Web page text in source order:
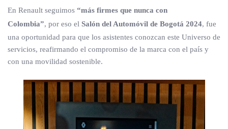
En Renault seguimos “más firmes que nunca con
Colombia”, por eso el Salón del Automóvil de Bogotá 2024, fue
una oportunidad para que los asistentes conozcan este Universo de
servicios, reafirmando el compromiso de la marca con el país y
con una movilidad sostenible.